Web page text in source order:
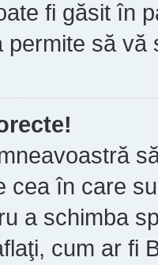
fi găsit în
să vă
cea în care
a schimba
cum ar fi